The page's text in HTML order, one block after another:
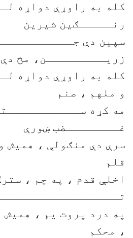
کله به راوړې دواړه
رنـــــګین شیرین
سپین دې
زریـــــــــن، مخ
کله به راوړې دواړه
و ملهم ، صنم
مه کړه
غــــــــضب ښورې
سرې دې منګولې ، همیش
قلم
اخلې قدم ، په چم ،
په درد پروت یم ،
، محکم